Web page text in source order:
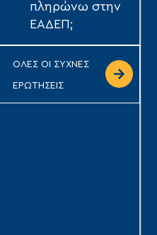
πληρώνω στην
ΕΑΔΕΠ;
ΟΛΕΣ ΟΙ ΣΥΧΝΕΣ
ΕΡΩΤΗΣΕΙΣ